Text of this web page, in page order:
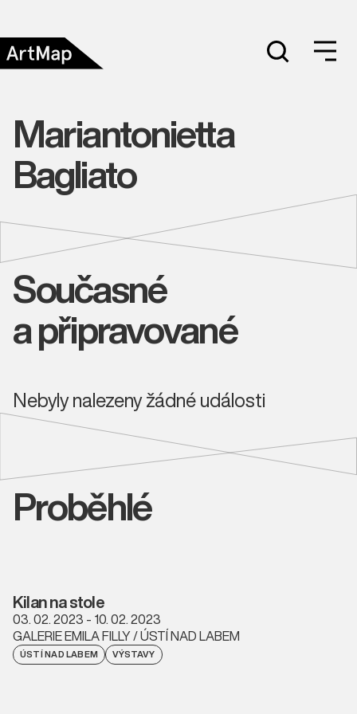
Mariantonietta
Bagliato
Současné
a připravované
Nebyly nalezeny žádné události
Proběhlé
Kilan na stole
03. 02. 2023 - 10. 02. 2023
GALERIE EMILA FILLY / ÚSTÍ NAD LABEM
ÚSTÍ NAD LABEM VÝSTAVY